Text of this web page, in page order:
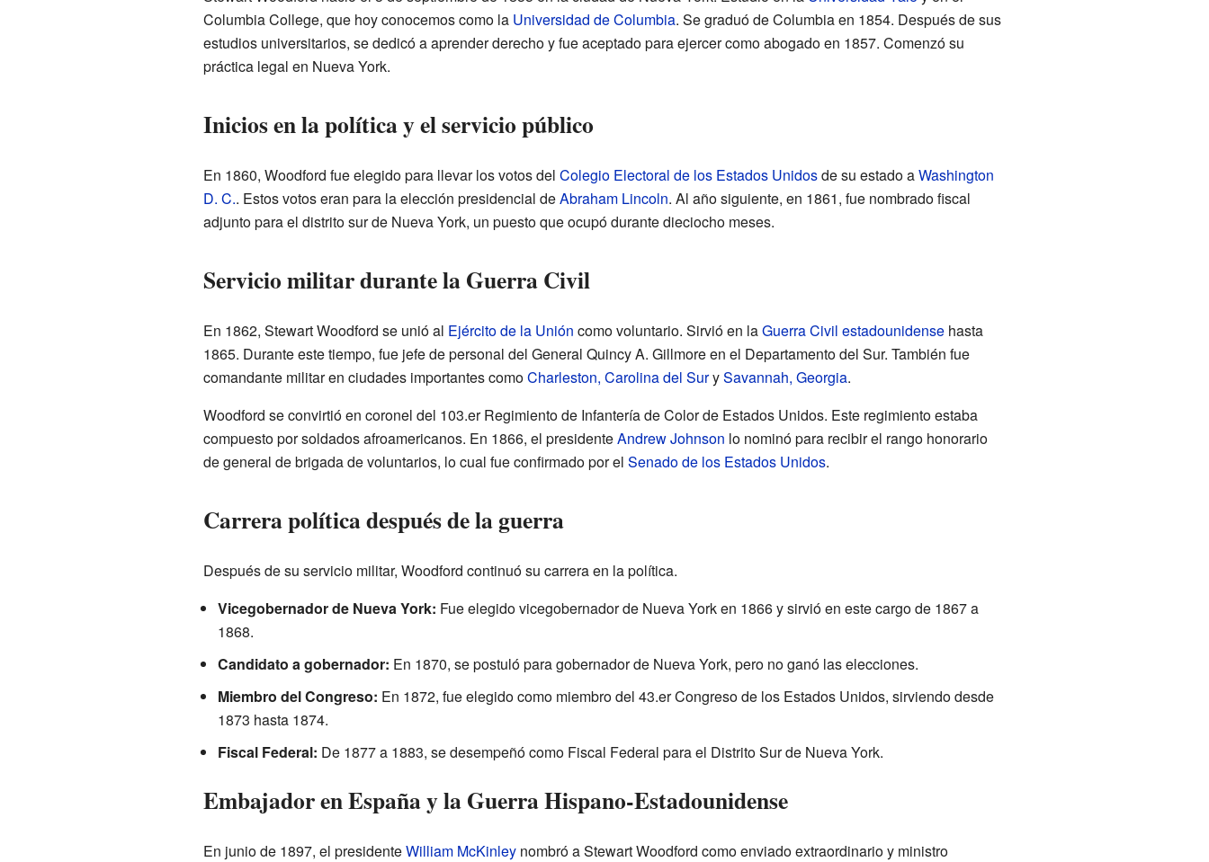
Columbia College, que hoy conocemos como la Universidad de Columbia. Se graduó de Columbia en 1854. Después de sus
estudios universitarios, se dedicó a aprender derecho y fue aceptado para ejercer como abogado en 1857. Comenzó su
práctica legal en Nueva York.
Inicios en la política y el servicio público
En 1860, Woodford fue elegido para llevar los votos del Colegio Electoral de los Estados Unidosde su estado aWashington
D. C.. Estos votos eran para la elección presidencial deAbraham Lincoln. Al año siguiente, en 1861, fue nombrado fiscal
adjunto para el distrito sur de Nueva York, un puesto que ocupó durante dieciocho meses.
Servicio militar durante la Guerra Civil
En 1862, Stewart Woodford se unió al Ejército de la Unión como voluntario. Sirvió en laGuerra Civil estadounidensehasta
1865. Durante este tiempo, fue jefe de personal del General Quincy A. Gillmore en el Departamento del Sur. También fue
comandante militar en ciudades importantes comoCharleston, Carolina del SurySavannah, Georgia.
Woodford se convirtió en coronel del 103.er Regimiento de Infantería de Color de Estados Unidos. Este regimiento estaba
compuesto por soldados afroamericanos. En 1866, el presidenteAndrew Johnson lo nominó para recibir el rango honorario
de general de brigada de voluntarios, lo cual fue confirmado por el Senado de los Estados Unidos.
Carrera política después de la guerra
Después de su servicio militar, Woodford continuó su carrera en la política.
Vicegobernador de Nueva York: Fue elegido vicegobernador de Nueva York en 1866 y sirvió en este cargo de 1867 a
1868.
Candidato a gobernador: En 1870, se postuló para gobernador de Nueva York, pero no ganó las elecciones.
Miembro del Congreso: En 1872, fue elegido como miembro del 43.er Congreso de los Estados Unidos, sirviendo desde
1873 hasta 1874.
Fiscal Federal: De 1877 a 1883, se desempeñó como Fiscal Federal para el Distrito Sur de Nueva York.
Embajador en España y la Guerra Hispano-Estadounidense
En junio de 1897, el presidenteWilliam McKinleynombró a Stewart Woodford como enviado extraordinario y ministro